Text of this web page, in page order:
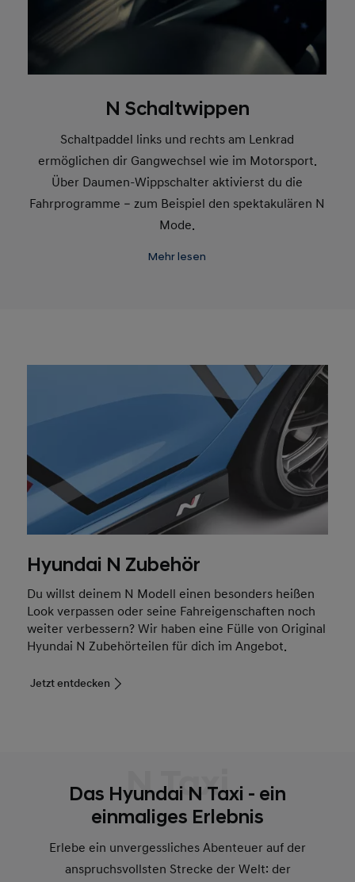
N Schaltwippen
Schaltpaddel links und rechts am Lenkrad
ermöglichen dir Gangwechsel wie im Motorsport.
Über Daumen-Wippschalter aktivierst du die
Fahrprogramme – zum Beispiel den spektakulären N
Mode.
Mehr lesen
Hyundai N Zubehör
Du willst deinem N Modell einen besonders heißen
Look verpassen oder seine Fahreigenschaften noch
weiter verbessern? Wir haben eine Fülle von Original
Hyundai N Zubehörteilen für dich im Angebot.
Jetzt entdecken
N Taxi
Das Hyundai N Taxi - ein
einmaliges Erlebnis
Erlebe ein unvergessliches Abenteuer auf der
anspruchsvollsten Strecke der Welt: der